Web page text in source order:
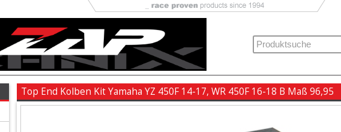
Top End Kolben Kit Yamaha YZ 450F 14-17, WR 450F 16-18 B Maß 96,95